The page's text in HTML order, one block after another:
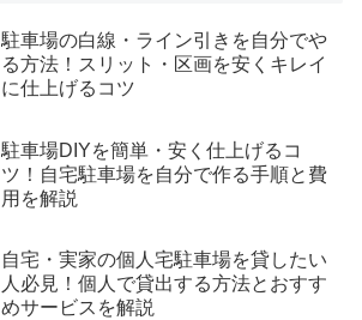
駐車場の白線・ライン引きを自分でや
る方法！スリット・区画を安くキレイ
に仕上げるコツ
駐車場DIYを簡単・安く仕上げるコ
ツ！自宅駐車場を自分で作る手順と費
用を解説
自宅・実家の個人宅駐車場を貸したい
人必見！個人で貸出する方法とおすす
めサービスを解説